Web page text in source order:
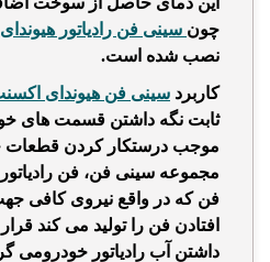
چون سینی فن رادیاتور
نصب شده است.
کاربرد سینی فن هیوندای
ثابت نگه داشتن قسمت های
موجب درستکار کردن قطعات
مجموعه سینی فن، فن رادیاتور
فن که در واقع نیروی کافی
افتادن فن را تولید می کند
داشتن آب رادیاتور خودرومی